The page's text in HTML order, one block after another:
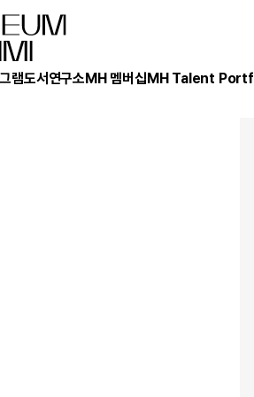
램도서 연구소MH 멤버십MH Talent